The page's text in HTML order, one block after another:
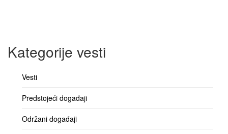
Kategorije vesti
Vesti
Predstojeći događaji
Održani događaji